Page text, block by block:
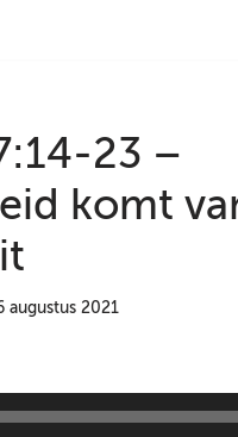
23 –
komt
augustus 2021